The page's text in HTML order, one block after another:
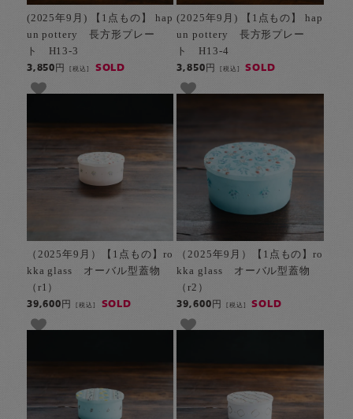
(2025年9月) 【1点もの】 hap
un pottery 長方形プレー
ト H13-3
3,850円[税込] SOLD
(2025年9月) 【1点もの】 hap
un pottery 長方形プレー
ト H13-4
3,850円 [税込] SOLD
（2025年9月）【1点もの】ro
kka glass オーバル型蓋物
（r1）
39,600円[税込] SOLD
（2025年9月）【1点もの】ro
kka glass オーバル型蓋物
（r2）
39,600円 [税込] SOLD